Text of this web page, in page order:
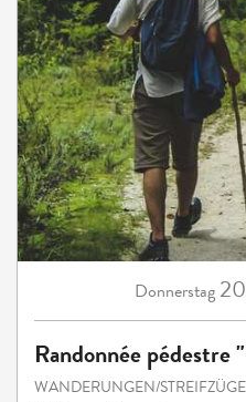
Donnerstag
Randonnée pédestre
WANDERUNGEN/STREIFZÜGE